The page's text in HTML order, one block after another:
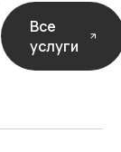
Все
услуги